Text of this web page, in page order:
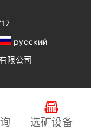
русский
限公司

选矿设备